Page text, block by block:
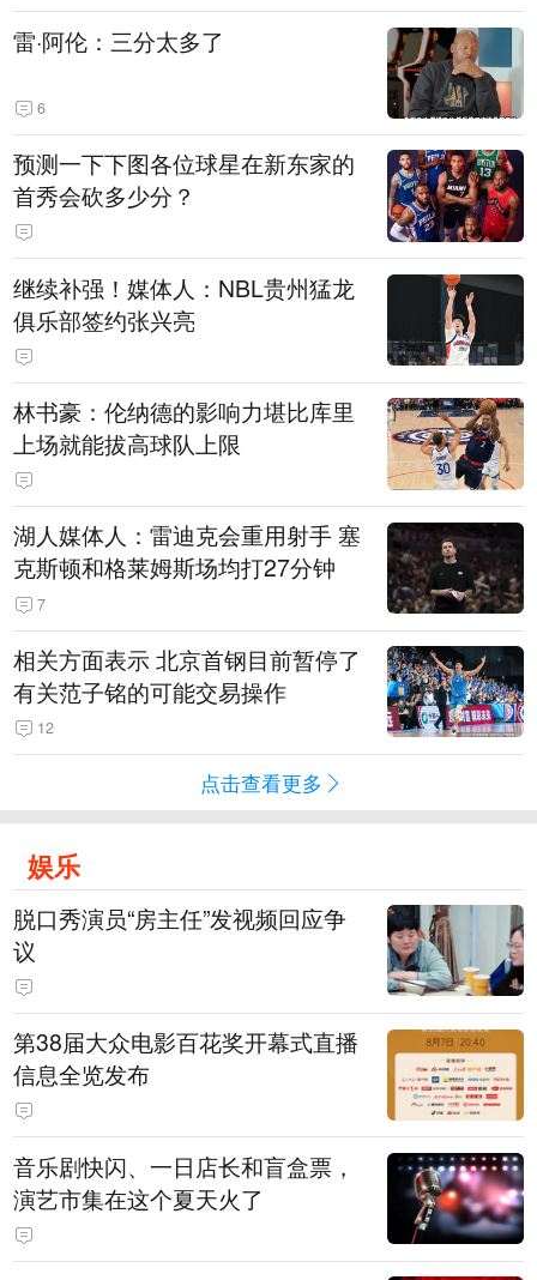
雷·阿伦：三分太多了
6
预测一下下图各位球星在新东家的
首秀会砍多少分？
继续补强！媒体人：NBL贵州猛龙
俱乐部签约张兴亮
林书豪：伦纳德的影响力堪比库里
上场就能拔高球队上限
湖人媒体人：雷迪克会重用射手 塞
克斯顿和格莱姆斯场均打27分钟
7
相关方面表示 北京首钢目前暂停了
有关范子铭的可能交易操作
12
点击查看更多
娱乐
脱口秀演员“房主任”发视频回应争
议
第38届大众电影百花奖开幕式直播
信息全览发布
音乐剧快闪、一日店长和盲盒票，
演艺市集在这个夏天火了